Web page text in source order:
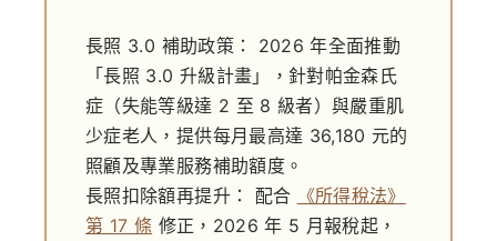
長照 3.0 補助政策：
2026 年全面推動
「長照 3.0 升級計畫」，針對帕金森氏
症（失能等級達 2 至 8 級者）與嚴重肌
少症老人，提供每月最高達 36,180 元的
照顧及專業服務補助額度。
長照扣除額再提升：
配合
《所得稅法》
第 17 條 修正，2026 年 5 月報稅起，